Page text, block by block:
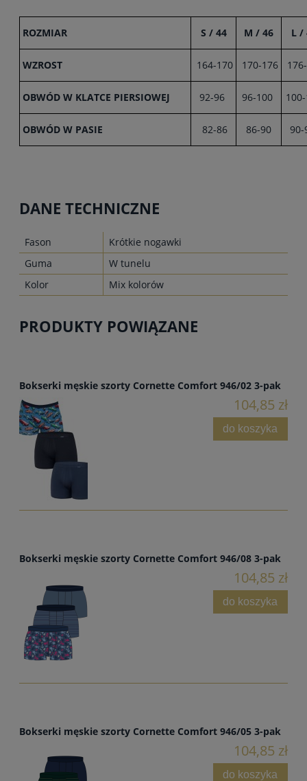
ROZMIAR S / 44 M / 46 L /
WZROST 164-170 170-176
OBWÓD W KLATCE PIERSIOWEJ 92-96 96-100
OBWÓD W PASIE 82-86 86-90
DANE TECHNICZNE
Fason
Krótkie nogawki
Guma
W tunelu
Kolor
Mix kolorów
PRODUKTY POWIĄZANE
Bokserki męskie szorty Cornette Comfort 946/02 3-pak
104,85 zł
do koszyka
Bokserki męskie szorty Cornette Comfort 946/08 3-pak
104,85 zł
do koszyka
Bokserki męskie szorty Cornette Comfort 946/05 3-pak
104,85 zł
do koszyka